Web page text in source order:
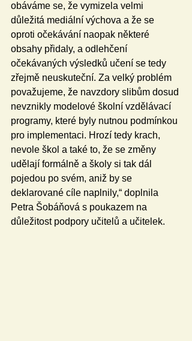
obáváme se, že vymizela velmi
důležitá mediální výchova a že se
oproti očekávání naopak některé
obsahy přidaly, a odlehčení
očekávaných výsledků učení se tedy
zřejmě neuskuteční. Za velký problém
považujeme, že navzdory slibům dosud
nevznikly modelové školní vzdělávací
programy, které byly nutnou podmínkou
pro implementaci. Hrozí tedy krach,
nevole škol a také to, že se změny
udělají formálně a školy si tak dál
pojedou po svém, aniž by se
deklarované cíle naplnily,“ doplnila
Petra Šobáňová s poukazem na
důležitost podpory učitelů a učitelek.